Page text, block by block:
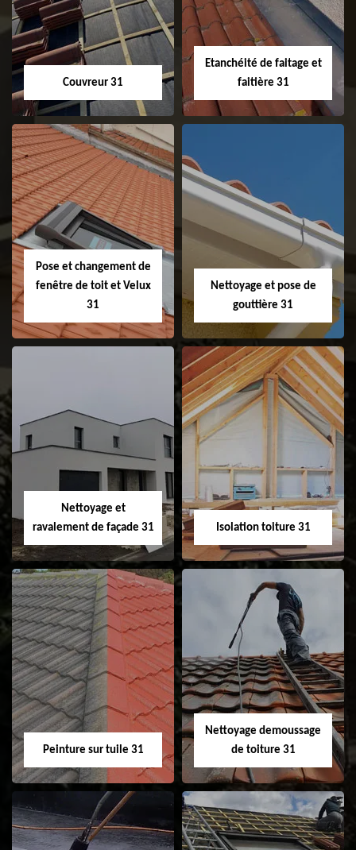
Couvreur 31
Couvreur 31
Etanchéité de faitage et
faitière 31
Etanchéité de
faitage et faitière
31
Pose et changement de
fenêtre de toit et Velux
31
Pose et
changement de
fenêtre de toit et
Velux 31
Nettoyage et pose de
gouttière 31
Nettoyage et pose
Nettoyage et
ravalement de façade 31
Nettoyage et
ravalement de
façade 31
Isolation toiture 31
Isolation toiture 31
Peinture sur tuile 31
Nettoyage demoussage
de toiture 31